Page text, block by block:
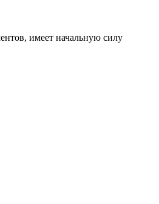
имеет начальную силу